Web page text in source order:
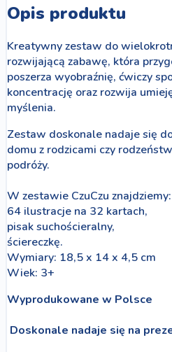
Opis produktu
Kreatywny zestaw do
rozwijającą zabawę, która
poszerza wyobraźnię, ćwiczy
koncentrację oraz rozwija
myślenia.
Zestaw doskonale nadaje się
domu z rodzicami czy
podróży.
W zestawie CzuCzu znajdziemy:
64 ilustracje na 32 kartach,
pisak suchościeralny,
ściereczkę.
Wymiary: 18,5 x 14 x 4,5 cm
Wiek: 3+
Wyprodukowane w Polsce
Doskonale nadaje się na